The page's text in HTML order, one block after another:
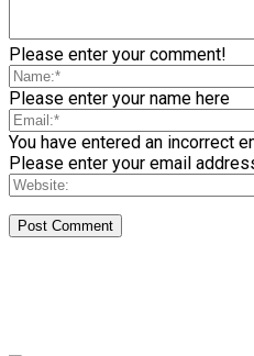
Please enter your comment!
Please enter your name here
You have entered an incorrect
Please enter your email